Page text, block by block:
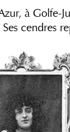
à
cendres